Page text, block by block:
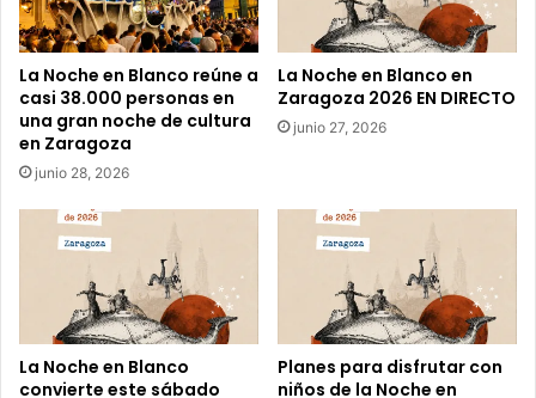
e
o
l
c
t
ó
La Noche en Blanco reúne a
casi 38.000 personas en
una gran noche de cultura
en Zaragoza
junio 28, 2026
La Noche en Blanco en
Zaragoza 2026 EN DIRECTO
junio 27, 2026
La Noche en Blanco
convierte este sábado
Planes para disfrutar con
niños de la Noche en